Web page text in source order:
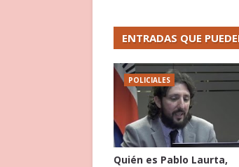
ENTRADAS QUE
POLICIALES
Quién es Pablo Laurta,